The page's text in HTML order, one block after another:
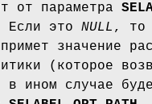
от параметра
Если это NULL , то
значение
(которое
ином случае